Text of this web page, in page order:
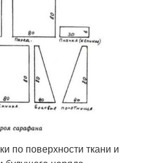
по поверхности ткани и